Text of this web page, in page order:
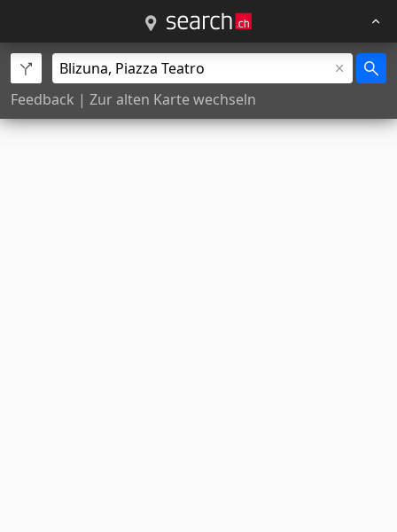
Feedback | Zur alten Karte wechseln